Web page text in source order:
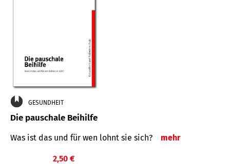
GESUNDHEIT
Die pauschale Beihilfe
Was ist das und für wen lohnt sie sich? mehr
2,50 €